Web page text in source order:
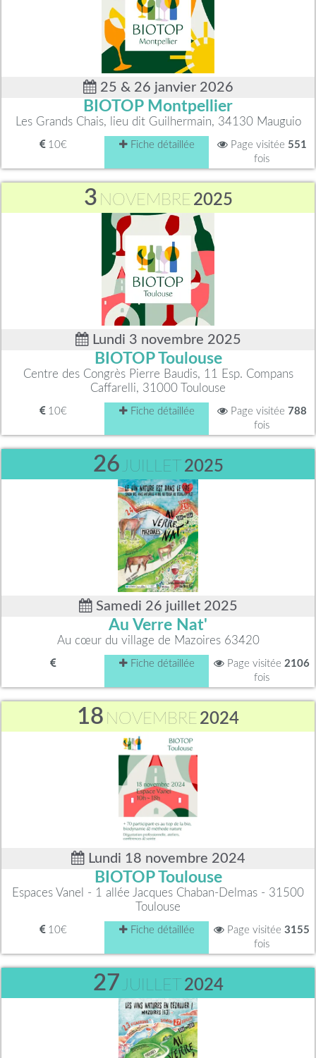
25 & 26 janvier 2026
BIOTOP Montpellier
Les Grands Chais, lieu dit Guilhermain, 34130 Mauguio
10€ Fiche détaillée Page visitée 551
fois
3 NOVEMBRE 2025
Lundi 3 novembre 2025
BIOTOP Toulouse
Centre des Congrès Pierre Baudis, 11 Esp. Compans
Caffarelli, 31000 Toulouse
10€ Fiche détaillée Page visitée 788
fois
26 JUILLET 2025
Samedi 26 juillet 2025
Au Verre Nat'
Au cœur du village de Mazoires 63420
Fiche détaillée Page visitée 2106
fois
18 NOVEMBRE 2024
Lundi 18 novembre 2024
BIOTOP Toulouse
Espaces Vanel - 1 allée Jacques Chaban-Delmas - 31500
Toulouse
10€ Fiche détaillée Page visitée 3155
fois
27 JUILLET 2024